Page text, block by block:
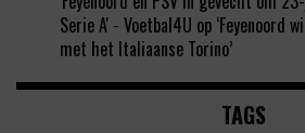
Serie A' - Voetbal4U op ‘Feyenoord
met het Italiaanse Torino’
TAGS